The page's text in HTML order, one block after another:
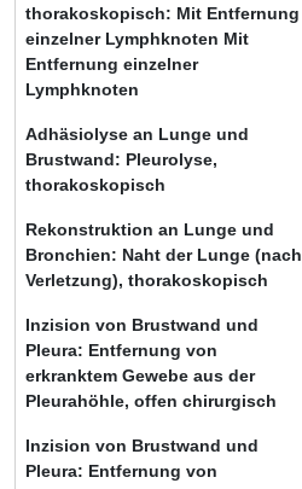
thorakoskopisch: Mit Entfernung
einzelner Lymphknoten Mit
Entfernung einzelner
Lymphknoten
Adhäsiolyse an Lunge und
Brustwand: Pleurolyse,
thorakoskopisch
Rekonstruktion an Lunge und
Bronchien: Naht der Lunge (nach
Verletzung), thorakoskopisch
Inzision von Brustwand und
Pleura: Entfernung von
erkranktem Gewebe aus der
Pleurahöhle, offen chirurgisch
Inzision von Brustwand und
Pleura: Entfernung von